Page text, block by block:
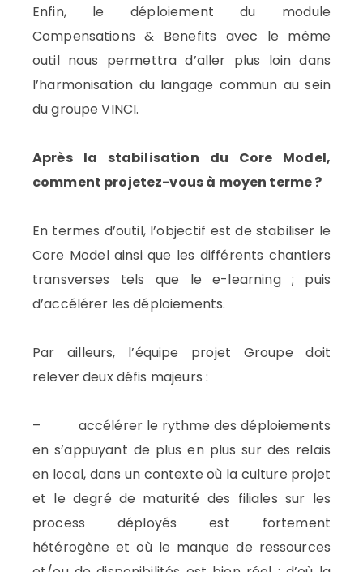
Enfin, le déploiement du module
Compensations & Benefits avec le même
outil nous permettra d’aller plus loin dans
l’harmonisation du langage commun au sein
du groupe VINCI.
Après la stabilisation du Core Model,
comment projetez-vous à moyen terme ?
En termes d’outil, l’objectif est de stabiliser le
Core Model ainsi que les différents chantiers
transverses tels que le e-learning ; puis
d’accélérer les déploiements.
Par ailleurs, l’équipe projet Groupe doit
relever deux défis majeurs :
– accélérer le rythme des déploiements
en s’appuyant de plus en plus sur des relais
en local, dans un contexte où la culture projet
et le degré de maturité des filiales sur les
process déployés est fortement
hétérogène et où le manque de ressources